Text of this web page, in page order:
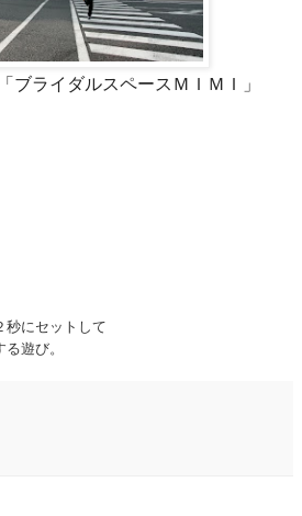
ブライダルスペースＭＩＭＩ」
秒にセットして
遊び。